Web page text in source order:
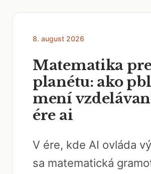
8. august 2026
Matematika
planétu: ako pbl
mení
ére ai
V ére, kde AI ovláda
sa matematická